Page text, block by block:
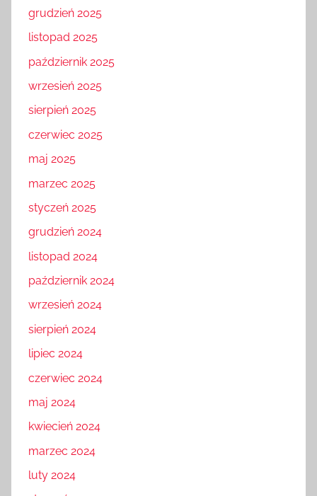
grudzień 2025
listopad 2025
październik 2025
wrzesień 2025
sierpień 2025
czerwiec 2025
maj 2025
marzec 2025
styczeń 2025
grudzień 2024
listopad 2024
październik 2024
wrzesień 2024
sierpień 2024
lipiec 2024
czerwiec 2024
maj 2024
kwiecień 2024
marzec 2024
luty 2024